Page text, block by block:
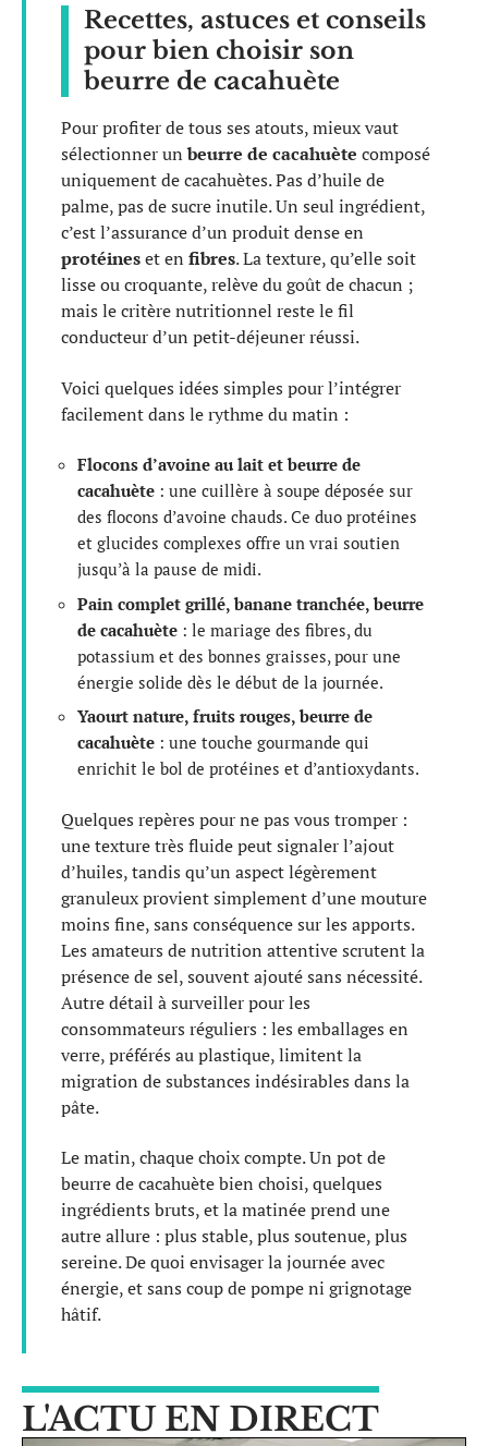
Recettes, astuces et conseils
pour bien choisir son
beurre de cacahuète
Pour profiter de tous ses atouts, mieux vaut
sélectionner unbeurre de cacahuète composé
uniquement de cacahuètes. Pas d’huile de
palme, pas de sucre inutile. Un seul ingrédient,
c’est l’assurance d’un produit dense en
protéineset en fibres. La texture, qu’elle soit
lisse ou croquante, relève du goût de chacun ;
mais le critère nutritionnel reste le fil
conducteur d’un petit-déjeuner réussi.
Voici quelques idées simples pour l’intégrer
facilement dans le rythme du matin :
Flocons d’avoine au lait et beurre de
cacahuète : une cuillère à soupe déposée sur
des flocons d’avoine chauds. Ce duo protéines
et glucides complexes offre un vrai soutien
jusqu’à la pause de midi.
Pain complet grillé, banane tranchée, beurre
de cacahuète : le mariage des fibres, du
potassium et des bonnes graisses, pour une
énergie solide dès le début de la journée.
Yaourt nature, fruits rouges, beurre de
cacahuète : une touche gourmande qui
enrichit le bol de protéines et d’antioxydants.
Quelques repères pour ne pas vous tromper :
une texture très fluide peut signaler l’ajout
d’huiles, tandis qu’un aspect légèrement
granuleux provient simplement d’une mouture
moins fine, sans conséquence sur les apports.
Les amateurs de nutrition attentive scrutent la
présence de sel, souvent ajouté sans nécessité.
Autre détail à surveiller pour les
consommateurs réguliers : les emballages en
verre, préférés au plastique, limitent la
migration de substances indésirables dans la
pâte.
Le matin, chaque choix compte. Un pot de
beurre de cacahuète bien choisi, quelques
ingrédients bruts, et la matinée prend une
autre allure : plus stable, plus soutenue, plus
sereine. De quoi envisager la journée avec
énergie, et sans coup de pompe ni grignotage
hâtif.
L'ACTU EN DIRECT